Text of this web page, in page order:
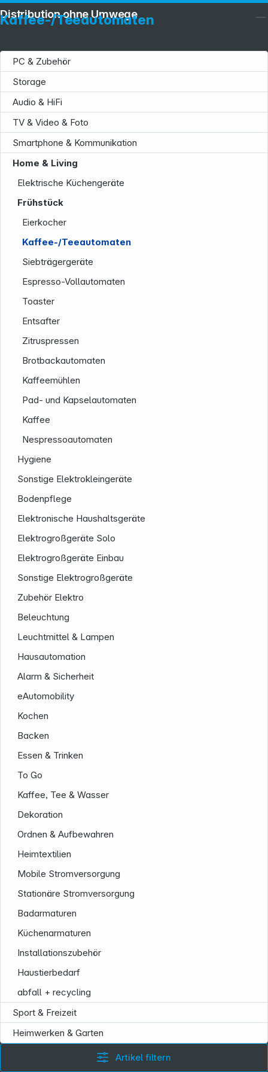
Kaffee-/Teeautomaten
PC & Zubehör
Storage
Audio & HiFi
TV & Video & Foto
Smartphone & Kommunikation
Home & Living
Elektrische Küchengeräte
Frühstück
Eierkocher
Kaffee-/Teeautomaten
Siebträgergeräte
Espresso-Vollautomaten
Toaster
Entsafter
Zitruspressen
Brotbackautomaten
Kaffeemühlen
Pad- und Kapselautomaten
Kaffee
Nespressoautomaten
Hygiene
Sonstige Elektrokleingeräte
Bodenpflege
Elektronische Haushaltsgeräte
Elektrogroßgeräte Solo
Elektrogroßgeräte Einbau
Sonstige Elektrogroßgeräte
Zubehör Elektro
Beleuchtung
Leuchtmittel & Lampen
Hausautomation
Alarm & Sicherheit
eAutomobility
Kochen
Backen
Essen & Trinken
To Go
Kaffee, Tee & Wasser
Dekoration
Ordnen & Aufbewahren
Heimtextilien
Mobile Stromversorgung
Stationäre Stromversorgung
Badarmaturen
Küchenarmaturen
Installationszubehör
Haustierbedarf
abfall + recycling
Sport & Freizeit
Heimwerken & Garten
Artikel filtern
Distribution ohne Umwege
Informationen